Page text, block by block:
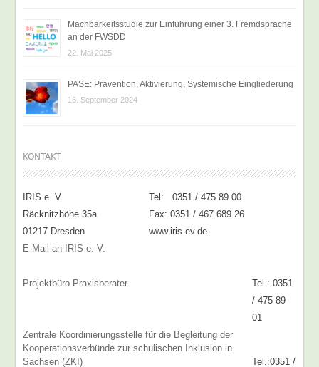
Machbarkeitsstudie zur Einführung einer 3. Fremdsprache
an der FWSDD
22. Mai 2025
PASE: Prävention, Aktivierung, Systemische Eingliederung
16. September 2024
KONTAKT
IRIS e. V.
Tel: 0351 / 475 89 00
Räcknitzhöhe 35a
Fax: 0351 / 467 689 26
01217 Dresden
www.iris-ev.de
E-Mail an IRIS e. V.
Projektbüro Praxisberater
Tel.: 0351
/ 475 89
01
Zentrale Koordinierungsstelle für die Begleitung der
Kooperationsverbünde zur schulischen Inklusion in
Sachsen (ZKI)
Tel.:0351 /